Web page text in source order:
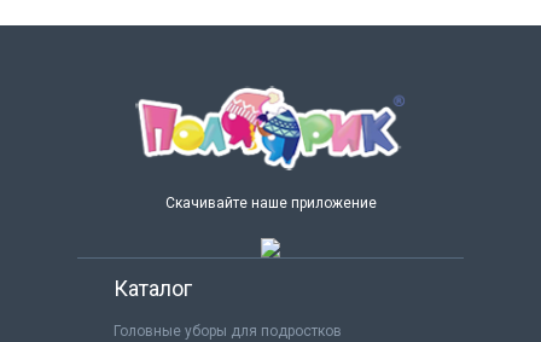
Скачивайте наше приложение
Каталог
Головные уборы для подростков